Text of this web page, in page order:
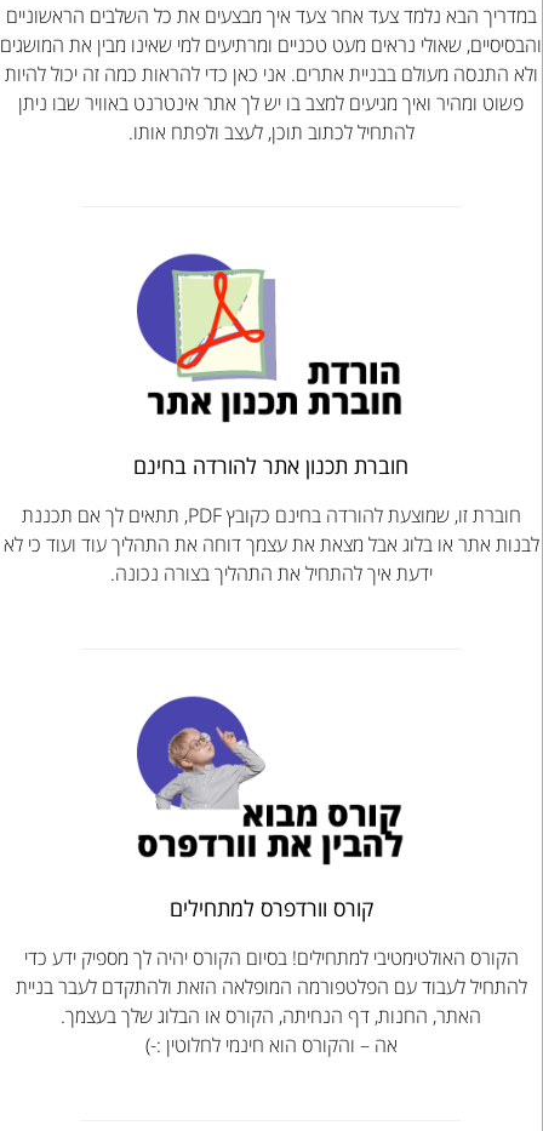
במדריך הבא נלמד צעד אחר צעד איך מבצעים את כל השלבים הראשוניים
והבסיסיים, שאולי נראים מעט טכניים ומרתיעים למי שאינו מבין את המושגים
ולא התנסה מעולם בבניית אתרים. אני כאן כדי להראות כמה זה יכול להיות
פשוט ומהיר ואיך מגיעים למצב בו יש לך אתר אינטרנט באוויר שבו ניתן
להתחיל לכתוב תוכן, לעצב ולפתח אותו.
חוברת תכנון אתר להורדה בחינם
חוברת זו, שמוצעת להורדה בחינם כקובץ PDF, תתאים לך אם תכננת
לבנות אתר או בלוג אבל מצאת את עצמך דוחה את התהליך עוד ועוד כי לא
ידעת איך להתחיל את התהליך בצורה נכונה.
קורס וורדפרס למתחילים
הקורס האולטימטיבי למתחילים! בסיום הקורס יהיה לך מספיק ידע כדי
להתחיל לעבוד עם הפלטפורמה המופלאה הזאת ולהתקדם לעבר בניית
האתר, החנות, דף הנחיתה, הקורס או הבלוג שלך בעצמך.
אה – והקורס הוא חינמי לחלוטין :-)